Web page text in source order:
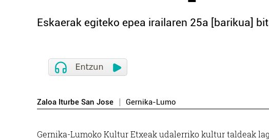
Eskaerak egiteko epea irailaren 25a [barikua]
Zaloa Iturbe San Jose Gernika-Lumo
Gernika-Lumoko Kultur Etxeak udalerriko kultur taldeak